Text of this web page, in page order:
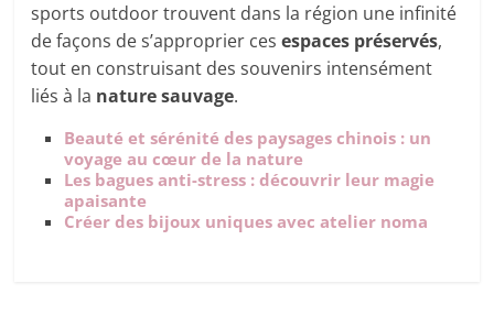
sports outdoor trouvent dans la région une infinité
de façons de s’approprier cesespaces préservés,
tout en construisant des souvenirs intensément
liés à la nature sauvage.
Beauté et sérénité des paysages chinois : un
voyage au cœur de la nature
Les bagues anti-stress : découvrir leur magie
apaisante
Créer des bijoux uniques avec atelier noma